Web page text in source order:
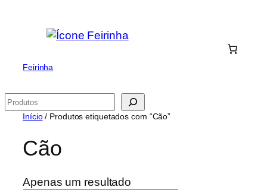
Feirinha
Pesquisar
Início/ Produtos etiquetados com “Cão”
Cão
Apenas um resultado